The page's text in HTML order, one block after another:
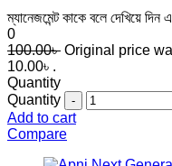
ম্যানেজমেন্ট কাকে বলে দেখিয়ে
0
100.00৳ Original price
10.00৳ .
Quantity
Quantity
Add to cart
Compare